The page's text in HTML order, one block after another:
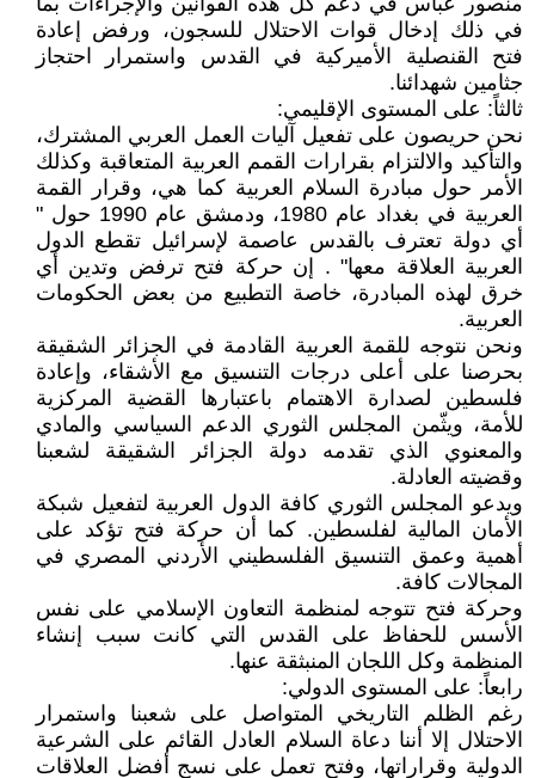
في ذلك إدخال قوات الاحتلال للسجون، ورفض إعادة
فتح القنصلية الأميركية في القدس واستمرار احتجاز
جثامين شهدائنا.
ثالثاً: على المستوى الإقليمي:
نحن حريصون على تفعيل آليات العمل العربي المشترك،
والتأكيد والالتزام بقرارات القمم العربية المتعاقبة وكذلك
الأمر حول مبادرة السلام العربية كما هي، وقرار القمة
العربية في بغداد عام 1980، ودمشق عام 1990 حول "
أي دولة تعترف بالقدس عاصمة لإسرائيل تقطع الدول
العربية العلاقة معها" . إن حركة فتح ترفض وتدين أي
خرق لهذه المبادرة، خاصة التطبيع من بعض الحكومات
العربية.
ونحن نتوجه للقمة العربية القادمة في الجزائر الشقيقة
بحرصنا على أعلى درجات التنسيق مع الأشقاء، وإعادة
فلسطين لصدارة الاهتمام باعتبارها القضية المركزية
للأمة، ويثّمن المجلس الثوري الدعم السياسي والمادي
والمعنوي الذي تقدمه دولة الجزائر الشقيقة لشعبنا
وقضيته العادلة.
ويدعو المجلس الثوري كافة الدول العربية لتفعيل شبكة
الأمان المالية لفلسطين. كما أن حركة فتح تؤكد على
أهمية وعمق التنسيق الفلسطيني الأردني المصري في
المجالات كافة.
وحركة فتح تتوجه لمنظمة التعاون الإسلامي على نفس
الأسس للحفاظ على القدس التي كانت سبب إنشاء
المنظمة وكل اللجان المنبثقة عنها.
رابعاً: على المستوى الدولي:
رغم الظلم التاريخي المتواصل على شعبنا واستمرار
الاحتلال إلا أننا دعاة السلام العادل القائم على الشرعية
الدولية وقراراتها، وفتح تعمل على نسج أفضل العلاقات